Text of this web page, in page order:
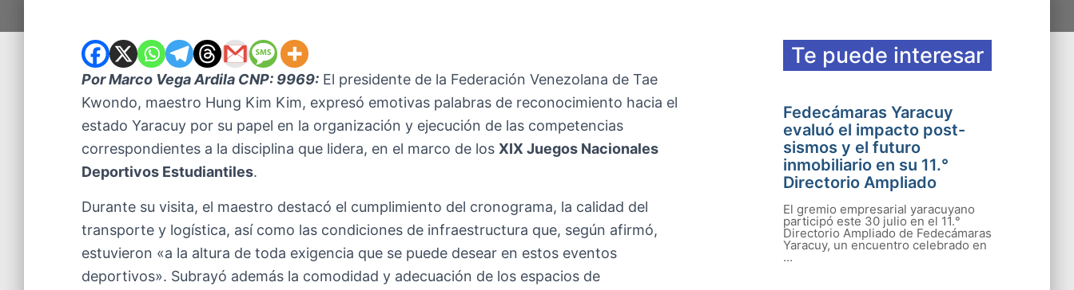
Por Marco Vega Ardila CNP: 9969: El presidente de la Federación Venezolana de Tae
Kwondo, maestro Hung Kim Kim, expresó emotivas palabras de reconocimiento hacia el
estado Yaracuy por su papel en la organización y ejecución de las competencias
correspondientes a la disciplina que lidera, en el marco de los XIX Juegos Nacionales
Deportivos Estudiantiles.
Durante su visita, el maestro destacó el cumplimiento del cronograma, la calidad del
transporte y logística, así como las condiciones de infraestructura que, según afirmó,
estuvieron «a la altura de toda exigencia que se puede desear en estos eventos
deportivos». Subrayó además la comodidad y adecuación de los espacios de
Te puede interesar
Fedecámaras Yaracuy
evaluó el impacto post-
sismos y el futuro
inmobiliario en su 11.°
Directorio Ampliado
El gremio empresarial yaracuyano
participó este 30 julio en el 11.°
Directorio Ampliado de Fedecámaras
Yaracuy, un encuentro celebrado en
...